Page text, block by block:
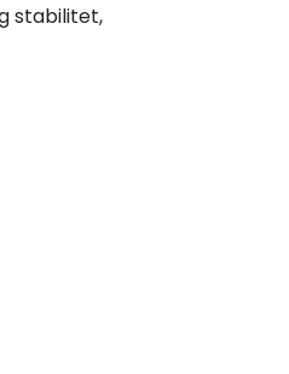
stabilitet,